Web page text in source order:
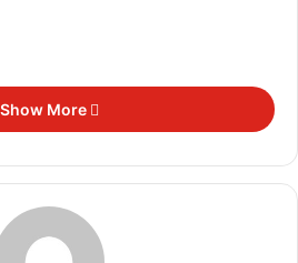
Show More